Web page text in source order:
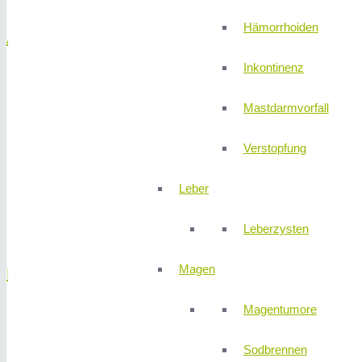
Hämorrhoiden
Inkontinenz
Mastdarmvorfall
Verstopfung
Leber
Leberzysten
Magen
Magentumore
Sodbrennen
Allgemeine Chirurgie
Bauchspeicheldrüse